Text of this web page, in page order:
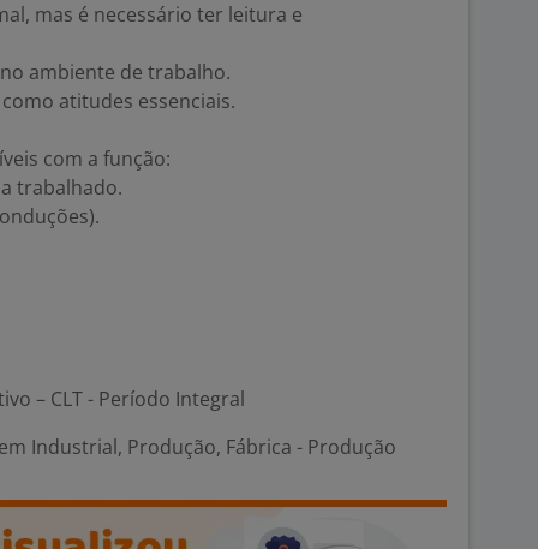
mas é necessário ter leitura e
ambiente de trabalho.
atitudes essenciais.
com a função:
trabalhado.
– CLT - Período Integral
Industrial, Produção, Fábrica - Produção